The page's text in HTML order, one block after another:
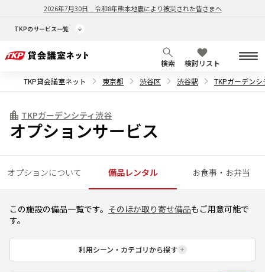
2026年7月30日 令和8年熊本地震により被災された皆さまへ
TKPのサービス一覧
検索
検討リスト
TKP貸会議室ネット
東京都 渋谷区 渋谷駅 TKPガーデンシ
TKPガーデンシティ渋谷
オプションサービス
オプションについて 備品レンタル お食事・お弁当
この施設の備品一覧です。 そのほか取り寄せ備品もご用意可能で
す。
利用シーン・カテゴリから探す